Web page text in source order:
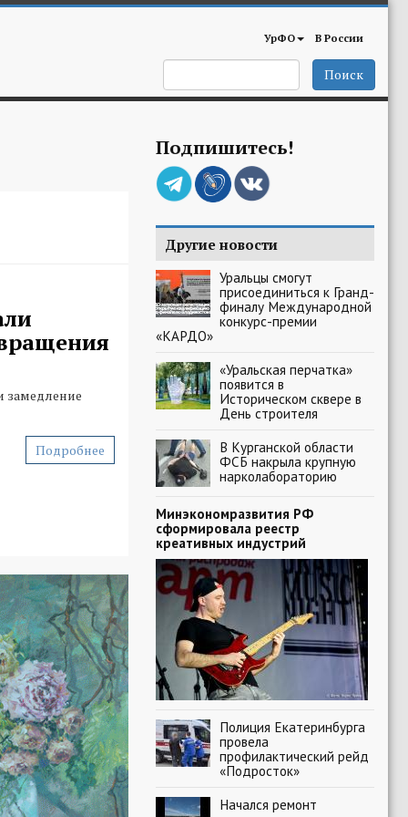
УрФО В России
Поиск
замедление
Подробнее
Подпишитесь!
Другие новости
Уральцы смогут
присоединиться к Гранд-
финалу Международной
конкурс-премии
«КАРДО»
«Уральская перчатка»
появится в
Историческом сквере в
День строителя
В Курганской области
ФСБ накрыла крупную
нарколабораторию
Минэкономразвития РФ
сформировала реестр
креативных индустрий
Полиция Екатеринбурга
провела
профилактический рейд
«Подросток»
Начался ремонт